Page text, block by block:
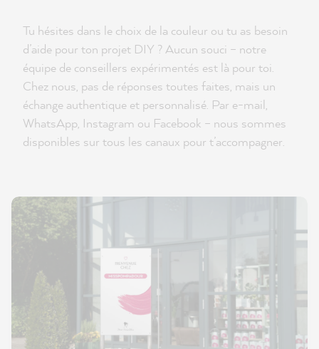
Tu hésites dans le choix de la couleur ou tu as besoin
d’aide pour ton projet DIY ? Aucun souci – notre
équipe de conseillers expérimentés est là pour toi.
Chez nous, pas de réponses toutes faites, mais un
échange authentique et personnalisé. Par e-mail,
WhatsApp, Instagram ou Facebook – nous sommes
disponibles sur tous les canaux pour t’accompagner.